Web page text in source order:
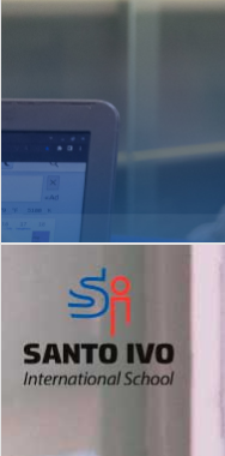
Matrículas Abertas 2026
2º AO 5º